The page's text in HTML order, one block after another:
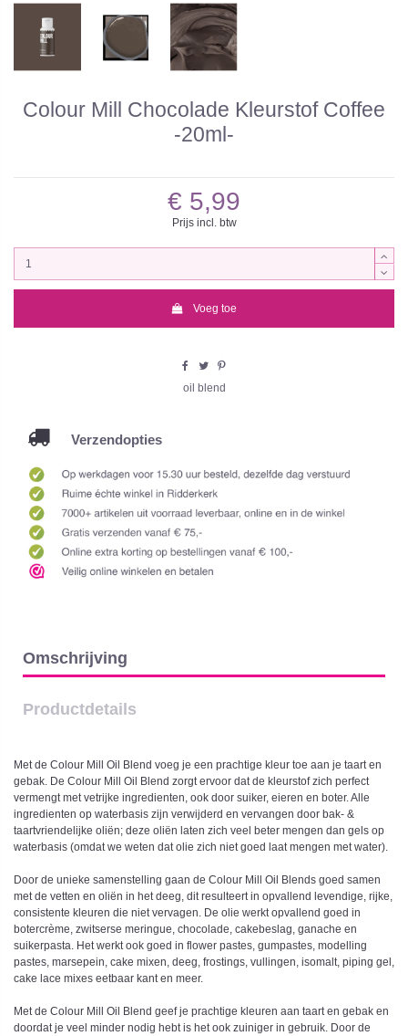
Colour Mill Chocolade Kleurstof Coffee
-20ml-
€ 5,99
Prijs incl. btw
Voeg toe
oil blend
Verzendopties
Omschrijving
Productdetails
Met de Colour Mill Oil Blend voeg je een prachtige kleur toe aan je taart en
gebak. De Colour Mill Oil Blend zorgt ervoor dat de kleurstof zich perfect
vermengt met vetrijke ingredienten, ook door suiker, eieren en boter. Alle
ingredienten op waterbasis zijn verwijderd en vervangen door bak- &
taartvriendelijke oliën; deze oliën laten zich veel beter mengen dan gels op
waterbasis (omdat we weten dat olie zich niet goed laat mengen met water).
Door de unieke samenstelling gaan de Colour Mill Oil Blends goed samen
met de vetten en oliën in het deeg, dit resulteert in opvallend levendige, rijke,
consistente kleuren die niet vervagen. De olie werkt opvallend goed in
botercrème, zwitserse meringue, chocolade, cakebeslag, ganache en
suikerpasta. Het werkt ook goed in flower pastes, gumpastes, modelling
pastes, marsepein, cake mixen, deeg, frostings, vullingen, isomalt, piping gel,
cake lace mixes eetbaar kant en meer.
Met de Colour Mill Oil Blend geef je prachtige kleuren aan taart en gebak en
doordat je veel minder nodig hebt is het ook zuiniger in gebruik. Door de